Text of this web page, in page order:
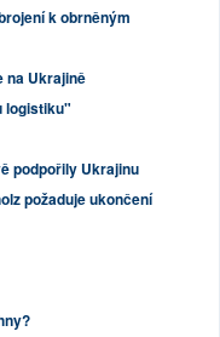
k obrněným
na Ukrajině
logistiku"
podpořily Ukrajinu
požaduje ukončení